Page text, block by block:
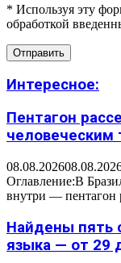
* Используя эту
обработкой
Интересное:
Пентагон
человеческим
08.08.2026
Оглавление:В
внутри — пентагон
Найдены пять
языка — от 29